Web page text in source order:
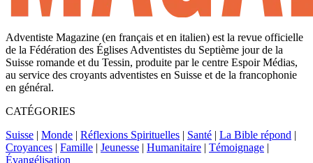
Adventiste Magazine (en français et en italien) est la revue officielle
de la Fédération des Églises Adventistes du Septième jour de la
Suisse romande et du Tessin, produite par le centre Espoir Médias,
au service des croyants adventistes en Suisse et de la francophonie
en général.
CATÉGORIES
Suisse | Monde | Réflexions Spirituelles | Santé | La Bible répond |
Croyances | Famille | Jeunesse | Humanitaire | Témoignage |
Évangélisation